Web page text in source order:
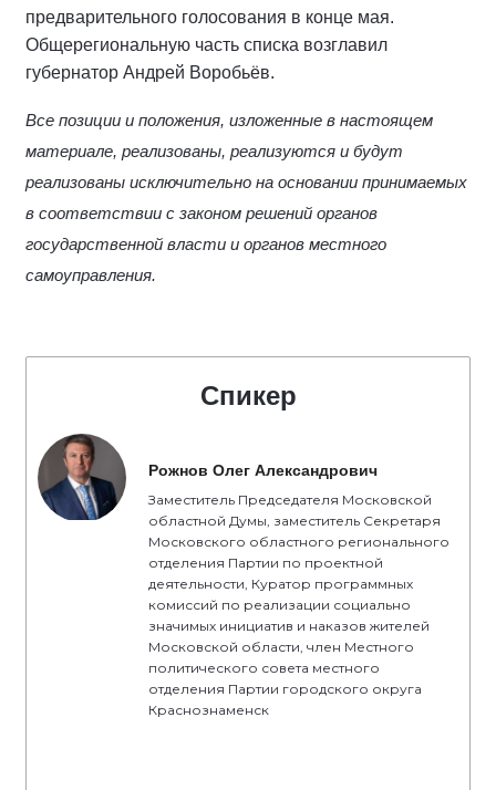
предварительного голосования в конце мая.
Общерегиональную часть списка возглавил
губернатор Андрей Воробьёв.
Все позиции и положения, изложенные в настоящем
материале, реализованы, реализуются и будут
реализованы исключительно на основании принимаемых
в соответствии с законом решений органов
государственной власти и органов местного
самоуправления.
Спикер
Рожнов Олег Александрович
Заместитель Председателя Московской
областной Думы, заместитель Секретаря
Московского областного регионального
отделения Партии по проектной
деятельности, Куратор программных
комиссий по реализации социально
значимых инициатив и наказов жителей
Московской области, член Местного
политического совета местного
отделения Партии городского округа
Краснознаменск